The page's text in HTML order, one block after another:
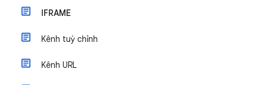
IFRAME
Kênh tuỳ chỉnh
Kênh URL